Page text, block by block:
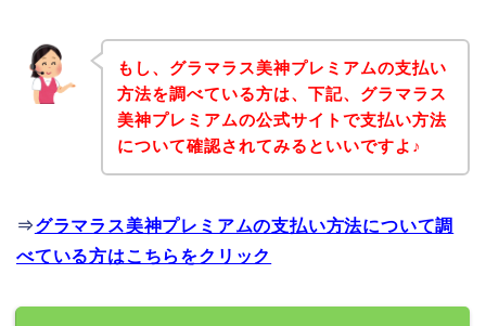
もし、グラマラス美神プレミアムの支払い
方法を調べている方は、下記、グラマラス
美神プレミアムの公式サイトで支払い方法
について確認されてみるといいですよ♪
⇒グラマラス美神プレミアムの支払い方法について調
べている方はこちらをクリック